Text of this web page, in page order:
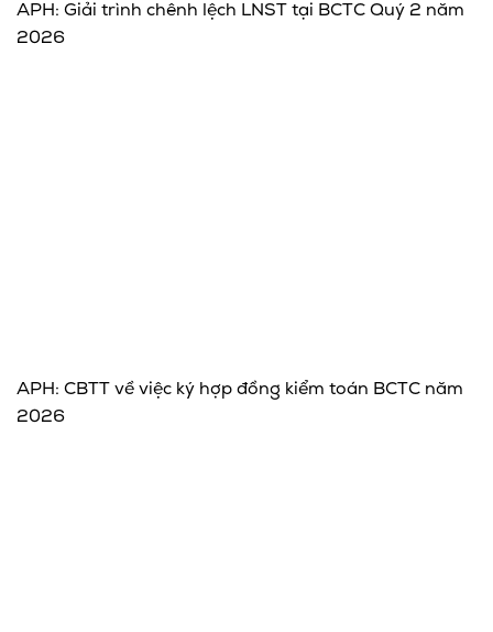
APH: Giải trình chênh lệch LNST tại BCTC Quý 2 năm
2026
APH: CBTT về việc ký hợp đồng kiểm toán BCTC năm
2026